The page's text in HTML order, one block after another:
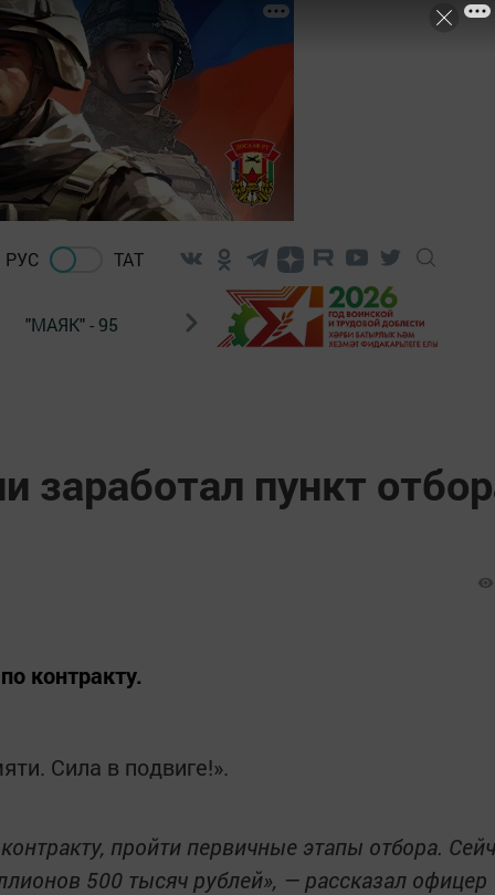
РУС ТАТ
"МАЯК" - 95 "ГУЛЬСТАН" НАШ ПОЧТАЛЬОН
заработал пункт
контракту.
Сила в подвиге!».
пройти первичные этапы отбора.
500 тысяч рублей», — рассказал офицер